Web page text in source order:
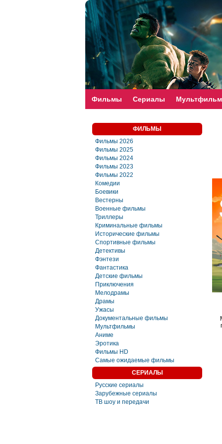
faste-torrent.com
Фильмы Сериалы
ФИЛЬМЫ
Фильмы 2026
Фильмы 2025
Фильмы 2024
Фильмы 2023
Фильмы 2022
Комедии
Боевики
Вестерны
Военные фильмы
Триллеры
Криминальные фильмы
Исторические фильмы
Спортивные фильмы
Детективы
Фэнтези
Фaнтастика
Детские фильмы
Приключения
Мелодрамы
Драмы
Ужасы
Документальные фильмы
Мультфильмы
Аниме
Эротика
Фильмы HD
Самые ожидаемые фильмы
СЕРИАЛЫ
Русские сериалы
Зарубежные сериалы
ТВ шоу и передачи